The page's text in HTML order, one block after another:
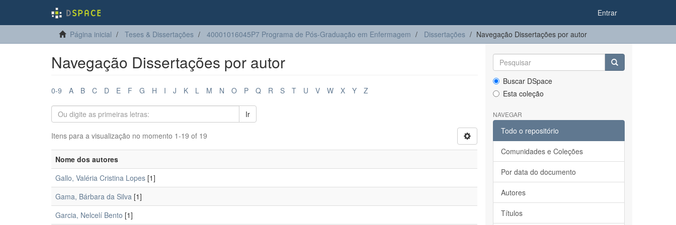
Entrar
Página inicial Teses & Dissertações 40001016045P7 Programa de Pós-Graduação em Enfermagem Dissertações Navegação Dissertações por autor
Navegação Dissertações por autor
0-9 A B C D E F G H I J K L M N O P Q R S T U V W X Y Z
Ir
Itens para a visualização no momento 1-19 of 19
Nome dos autores
Gallo, Valéria Cristina Lopes [1]
Gama, Bárbara da Silva [1]
Garcia, Nelcelí Bento [1]
Buscar DSpace
Esta coleção
NAVEGAR
Todo o repositório
Comunidades e Coleções
Por data do documento
Autores
Títulos